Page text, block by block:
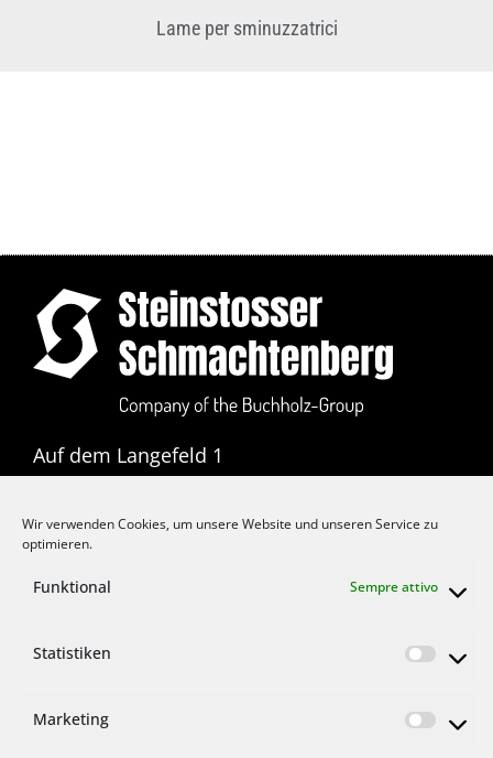
Wir verwenden Cookies, um unsere Website und unseren Service zu
optimieren.
Funktional Sempre attivo
Statistiken
Marketing
Lame per sminuzzatrici
Auf dem Langefeld 1
T: +49 2191 3711 0